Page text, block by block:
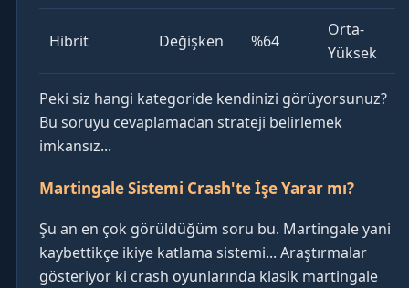
Hibrit Değişken %64
Orta-
Yüksek
Peki siz hangi kategoride kendinizi görüyorsunuz?
Bu soruyu cevaplamadan strateji belirlemek
imkansız...
Martingale Sistemi Crash'te İşe Yarar mı?
Şu an en çok görüldüğüm soru bu. Martingale yani
kaybettikçe ikiye katlama sistemi... Araştırmalar
gösteriyor ki crash oyunlarında klasik martingale